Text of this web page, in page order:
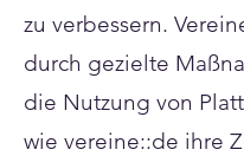
zu verbessern.
durch gezielte
die Nutzung von
wie vereine::de ihre